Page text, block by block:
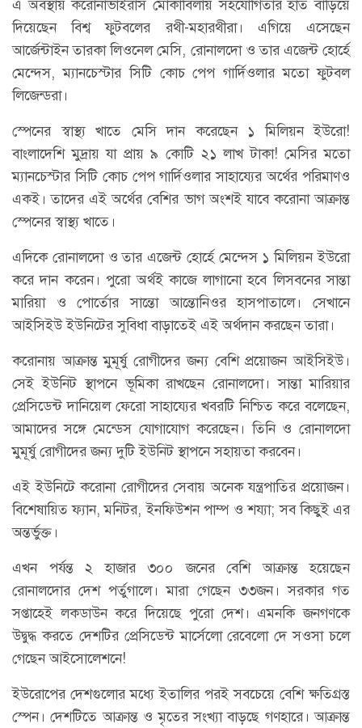
এ অবস্থায় করোনাভাইরাস মোকাবিলায় সহযোগিতার হাত বাড়িয়ে
দিয়েছেন বিশ্ব ফুটবলের রথী-মহারথীরা। এগিয়ে এসেছেন
আর্জেন্টাইন তারকা লিওনেল মেসি, রোনালদো ও তার এজেন্ট হোর্হে
মেন্দেস, ম্যানচেস্টার সিটি কোচ পেপ গার্দিওলার মতো ফুটবল
লিজেন্ডরা।
স্পেনের স্বাস্থ্য খাতে মেসি দান করেছেন ১ মিলিয়ন ইউরো!
বাংলাদেশি মুদ্রায় যা প্রায় ৯ কোটি ২১ লাখ টাকা! মেসির মতো
ম্যানচেস্টার সিটি কোচ পেপ গার্দিওলার সাহায্যের অর্থের পরিমাণও
একই। তাদের এই অর্থের বেশির ভাগ অংশই যাবে করোনা আক্রান্ত
স্পেনের স্বাস্থ্য খাতে।
এদিকে রোনালদো ও তার এজেন্ট হোর্হে মেন্দেস ১ মিলিয়ন ইউরো
করে দান করেন। পুরো অর্থই কাজে লাগানো হবে লিসবনের সান্তা
মারিয়া ও পোর্তোর সান্তো আন্তোনিওর হাসপাতালে। সেখানে
আইসিইউ ইউনিটের সুবিধা বাড়াতেই এই অর্থদান করছেন তারা।
করোনায় আক্রান্ত মুমূর্ষু রোগীদের জন্য বেশি প্রয়োজন আইসিইউ।
সেই ইউনিট স্থাপনে ভূমিকা রাখছেন রোনালদো। সান্তা মারিয়ার
প্রেসিডেন্ট দানিয়েল ফেরো সাহায্যের খবরটি নিশ্চিত করে বলেছেন,
আমাদের সঙ্গে মেন্ডেস যোগাযোগ করেছেন। তিনি ও রোনালদো
মুমূর্ষু রোগীদের জন্য দুটি ইউনিট স্থাপনে সহায়তা করবেন।
এই ইউনিটে করোনা রোগীদের সেবায় অনেক যন্ত্রপাতির প্রয়োজন।
বিশেষায়িত ফ্যান, মনিটর, ইনফিউশন পাম্প ও শয্যা; সব কিছুই এর
অন্তর্ভুক্ত।
এখন পর্যন্ত ২ হাজার ৩০০ জনের বেশি আক্রান্ত হয়েছেন
রোনালদোর দেশ পর্তুগালে। মারা গেছেন ৩৩জন। সরকার গত
সপ্তাহেই লকডাউন করে দিয়েছে পুরো দেশ। এমনকি জনগণকে
উদ্বুদ্ধ করতে দেশটির প্রেসিডেন্ট মার্সেলো রেবেলো দে সওসা চলে
গেছেন আইসোলেশনে!
ইউরোপের দেশগুলোর মধ্যে ইতালির পরই সবচেয়ে বেশি ক্ষতিগ্রস্ত
স্পেন। দেশটিতে আক্রান্ত ও মৃতের সংখ্যা বাড়ছে গণহারে। আক্রান্ত